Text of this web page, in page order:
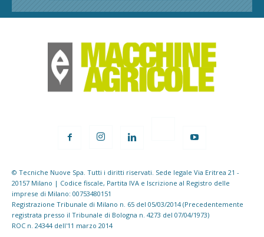
© Tecniche Nuove Spa. Tutti i diritti riservati. Sede legale Via Eritrea 21 -
20157 Milano | Codice fiscale, Partita IVA e Iscrizione al Registro delle
imprese di Milano: 00753480151
Registrazione Tribunale di Milano n. 65 del 05/03/2014 (Precedentemente
registrata presso il Tribunale di Bologna n. 4273 del 07/04/1973)
ROC n. 24344 dell'11 marzo 2014